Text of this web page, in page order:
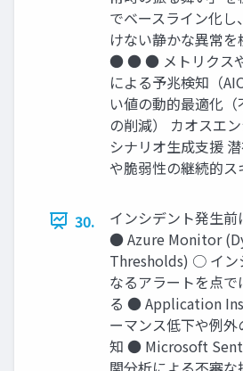
でベースライン化し
けない静かな異常
● ● ● メトリクス
による予兆検知（
い値の動的最適化
の削減） カオスエ
シナリオ生成支援
や脆弱性の継続的ス
30.
インシデント発生
● Azure Monitor
Thresholds) ○ イン
なるアラートを点
る ● Application
ーマンス低下や例
知 ● Microsoft